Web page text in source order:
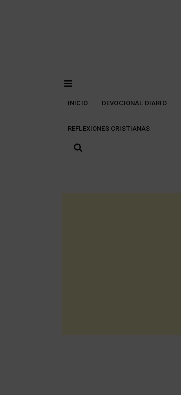
INICIO DEVOCIONAL DIARIO
REFLEXIONES CRISTIANAS